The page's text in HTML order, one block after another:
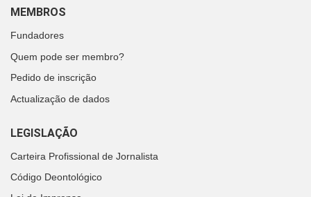
MEMBROS
Fundadores
Quem pode ser membro?
Pedido de inscrição
Actualização de dados
LEGISLAÇÃO
Carteira Profissional de Jornalista
Código Deontológico